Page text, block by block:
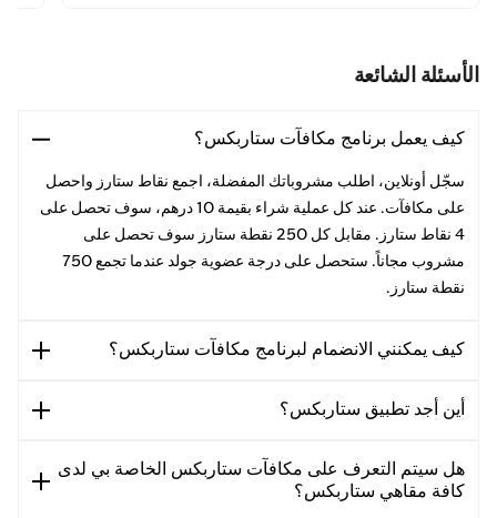
الأسئلة الشائعة
كيف يعمل برنامج مكافآت ستاربكس؟
سجّل أونلاين، اطلب مشروباتك المفضلة، اجمع نقاط ستارز واحصل
على مكافآت. عند كل عملية شراء بقيمة 10 درهم، سوف تحصل على
4 نقاط ستارز. مقابل كل 250 نقطة ستارز سوف تحصل على
مشروب مجاناً. ستحصل على درجة عضوية جولد عندما تجمع 750
نقطة ستارز.
كيف يمكنني الانضمام لبرنامج مكافآت ستاربكس؟
أين أجد تطبيق ستاربكس؟
هل سيتم التعرف على مكافآت ستاربكس الخاصة بي لدى
كافة مقاهي ستاربكس؟